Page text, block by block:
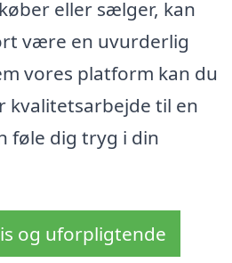
eller sælger, kan
være en uvurderlig
vores platform kan du
kvalitetsarbejde til en
føle dig tryg i din
og uforpligtende